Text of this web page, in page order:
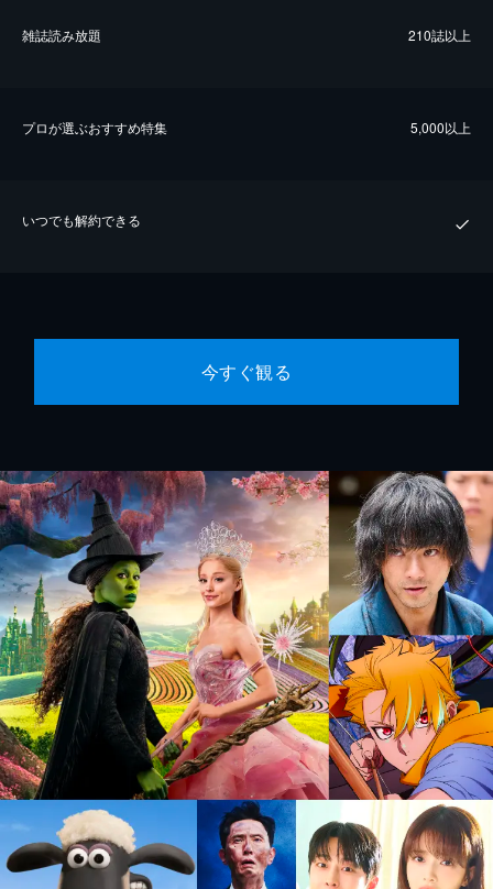
雑誌読み放題 210誌以上
プロが選ぶおすすめ特集 5,000以上
いつでも解約できる
今すぐ観る